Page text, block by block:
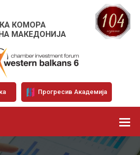
КОМОРА
МАКЕДОНИЈА
Прогресив Академија